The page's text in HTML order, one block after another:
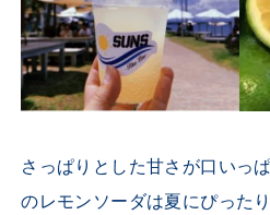
さっぱりとした甘さが口いっ
のレモンソーダは夏にぴった